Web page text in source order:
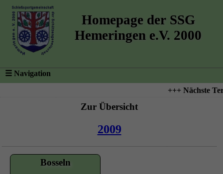
Homepage der SSG
Hemeringen e.V. 2000
+++ Nächste
☰ Navigation
Zur Übersicht
2009
Bosseln